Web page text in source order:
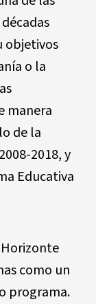
objetivos
o la
manera
de la
2018, y
Educativa
como un
programa.